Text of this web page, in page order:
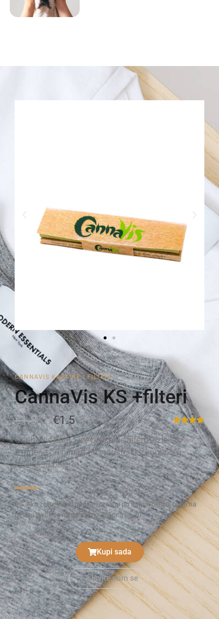
CANNAVIS KARTINE I FILTERI
CannaVis KS +filteri
€1.8 €1.5
CannaVis King Size rizle plus filteri. Rizle su
izrađene od papira od industrijske konoplje i
zelene su boje.
PS. Ako želite kupiti godišnju zalihu po najpovoljnijoj cijeni na
tržištu javite se na cannavis@cannavis.eu
Kupi sada
Javite nam se